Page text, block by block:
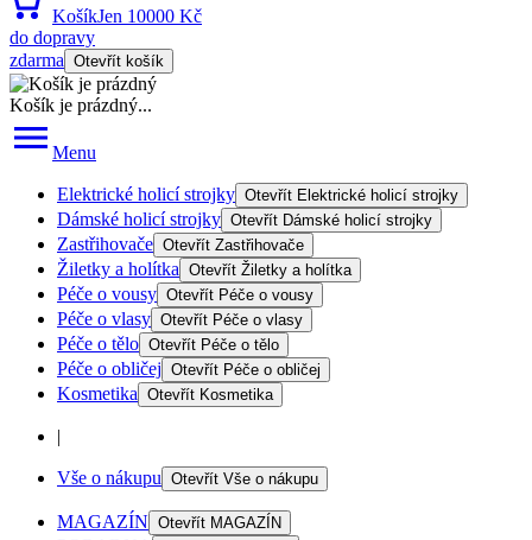
KošíkJen 10000 Kč
do dopravy
zdarma Otevřít košík
Košík je prázdný...
Menu
Elektrické holicí strojky Otevřít Elektrické holicí strojky
Dámské holicí strojky Otevřít Dámské holicí strojky
Zastřihovače Otevřít Zastřihovače
Žiletky a holítka Otevřít Žiletky a holítka
Péče o vousy Otevřít Péče o vousy
Péče o vlasy Otevřít Péče o vlasy
Péče o tělo Otevřít Péče o tělo
Péče o obličej Otevřít Péče o obličej
Kosmetika Otevřít Kosmetika
|
Vše o nákupu Otevřít Vše o nákupu
MAGAZÍN Otevřít MAGAZÍN